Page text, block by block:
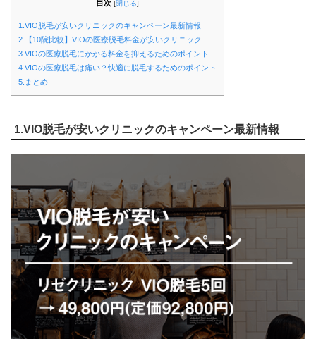
目次 [閉じる]
1.VIO脱毛が安いクリニックのキャンペーン最新情報
2.【10院比較】VIOの医療脱毛料金が安いクリニック
3.VIOの医療脱毛にかかる料金を抑えるためのポイント
4.VIOの医療脱毛は痛い？快適に脱毛するためのポイント
5.まとめ
1.VIO脱毛が安いクリニックのキャンペーン最新情報